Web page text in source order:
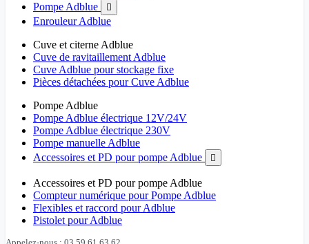
Pompe Adblue 
Enrouleur Adblue
Cuve et citerne Adblue
Cuve de ravitaillement Adblue
Cuve Adblue pour stockage fixe
Pièces détachées pour Cuve Adblue
Pompe Adblue
Pompe Adblue électrique 12V/24V
Pompe Adblue électrique 230V
Pompe manuelle Adblue
Accessoires et PD pour pompe Adblue

Accessoires et PD pour pompe Adblue
Compteur numérique pour Pompe Adblue
Flexibles et raccord pour Adblue
Pistolet pour Adblue